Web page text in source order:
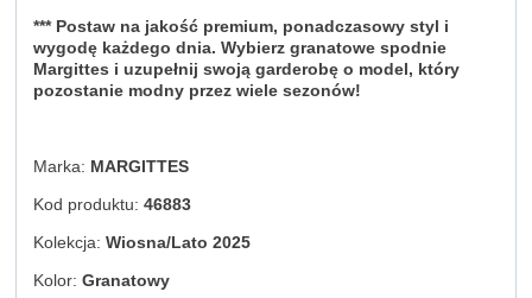
*** Postaw na jakość premium, ponadczasowy styl i
wygodę każdego dnia. Wybierz granatowe spodnie
Margittes i uzupełnij swoją garderobę o model, który
pozostanie modny przez wiele sezonów!
Marka: MARGITTES
Kod produktu: 46883
Kolekcja: Wiosna/Lato 2025
Kolor: Granatowy